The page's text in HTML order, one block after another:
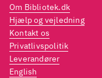
Om Bibliotek.dk
Hjælp og vejledning
Kontakt os
Privatlivspolitik
Leverandører
English